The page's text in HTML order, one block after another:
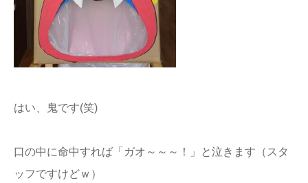
はい、鬼です(笑)
口の中に命中すれば「ガオ～～～！」と泣きます（スタ
ッフですけどｗ）